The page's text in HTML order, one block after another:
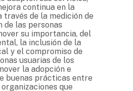
continua en la
través de la medición de
de las personas
su importancia, del
la inclusión de la
y el compromiso de
usuarias de los
la adopción e
buenas prácticas entre
que